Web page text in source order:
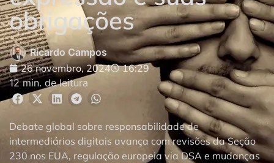
obrigações
Ricardo Campos
26 novembro, 2024
16:29
12 min. de leitura
Debate global sobre responsabilidade de
intermediários digitais avança com revisões da Seção
230 nos EUA, regulação europeia via DSA e mudanças